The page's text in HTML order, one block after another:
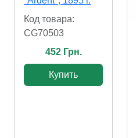
Код товара:
CG70503
452 Грн.
Купить